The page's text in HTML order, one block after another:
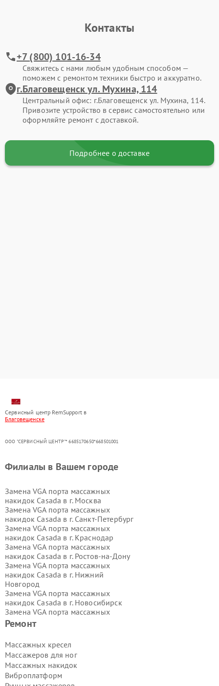
Контакты
+7 (800) 101-16-34
Свяжитесь с нами любым удобным способом —
поможем с ремонтом техники быстро и аккуратно.
г.Благовещенск ул. Мухина, 114
Центральный офис: г.Благовещенск ул. Мухина, 114.
Привозите устройство в сервис самостоятельно или
оформляйте ремонт с доставкой.
Подробнее о доставке
Сервисный центр RemSupport в
Благовещенске
ООО "СЕРВИСНЫЙ ЦЕНТР"* 6685170650*668501001
Ремонт
Массажных кресел
Массажеров для ног
Массажных накидок
Виброплатформ
Филиалы в Вашем городе
Замена VGA порта массажных
накидок Casada в г. Москва
Замена VGA порта массажных
накидок Casada в г. Санкт-Петербург
Замена VGA порта массажных
накидок Casada в г. Краснодар
Замена VGA порта массажных
накидок Casada в г. Ростов-на-Дону
Замена VGA порта массажных
накидок Casada в г. Нижний
Новгород
Замена VGA порта массажных
накидок Casada в г. Новосибирск
Замена VGA порта массажных
накидок Casada в г.
Замена VGA порта массажных
Замена VGA порта массажных
накидок Casada в г.Воронеж
Замена VGA порта массажных
накидок Casada в г.